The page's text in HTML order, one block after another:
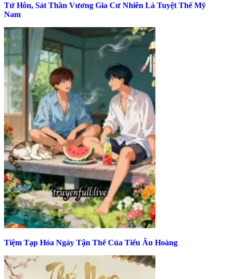
Tứ Hôn, Sát Thần Vương Gia Cư Nhiên Là Tuyệt Thế Mỹ
Nam
Tiệm Tạp Hóa Ngày Tận Thế Của Tiểu Âu Hoàng